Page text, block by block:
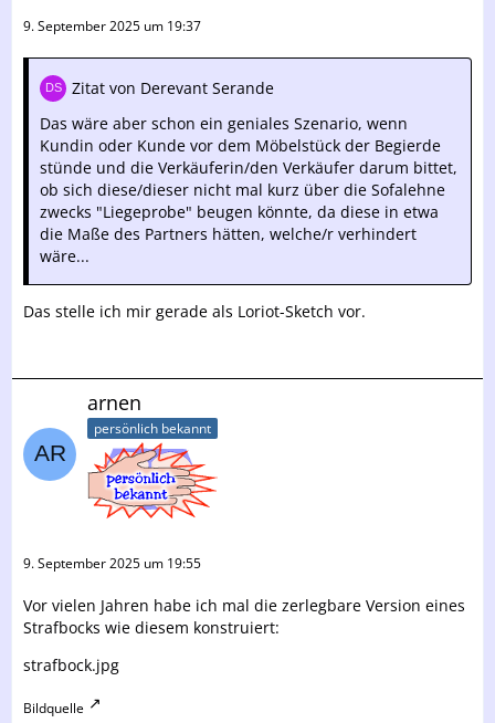
9. September 2025 um 19:37
Zitat von Derevant Serande
Das wäre aber schon ein geniales Szenario, wenn
Kundin oder Kunde vor dem Möbelstück der Begierde
stünde und die Verkäuferin/den Verkäufer darum bittet,
ob sich diese/dieser nicht mal kurz über die Sofalehne
zwecks "Liegeprobe" beugen könnte, da diese in etwa
die Maße des Partners hätten, welche/r verhindert
wäre...
Das stelle ich mir gerade als Loriot-Sketch vor.
arnen
persönlich bekannt
9. September 2025 um 19:55
Vor vielen Jahren habe ich mal die zerlegbare Version eines
Strafbocks wie diesem konstruiert:
strafbock.jpg
Bildquelle